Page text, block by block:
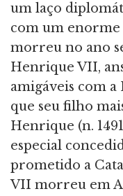
um laço
com um
morreu no ano
Henrique VII,
amigáveis com
que seu filho
Henrique (n.
especial
prometido a
VII morreu em